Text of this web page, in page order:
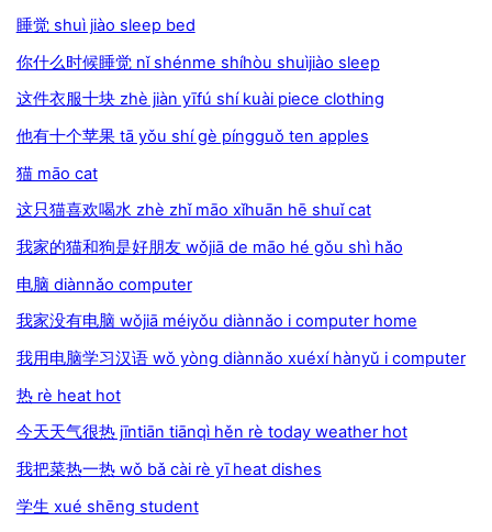
睡觉 shuì jiào sleep bed
你什么时候睡觉 nǐ shénme shíhòu shuìjiào sleep
这件衣服十块 zhè jiàn yīfú shí kuài piece clothing
他有十个苹果 tā yǒu shí gè píngguǒ ten apples
猫 māo cat
这只猫喜欢喝水 zhè zhǐ māo xǐhuān hē shuǐ cat
我家的猫和狗是好朋友 wǒjiā de māo hé gǒu shì hǎo
电脑 diànnǎo computer
我家没有电脑 wǒjiā méiyǒu diànnǎo i computer home
我用电脑学习汉语 wǒ yòng diànnǎo xuéxí hànyǔ i computer
热 rè heat hot
今天天气很热 jīntiān tiānqì hěn rè today weather hot
我把菜热一热 wǒ bǎ cài rè yī heat dishes
学生 xué shēng student